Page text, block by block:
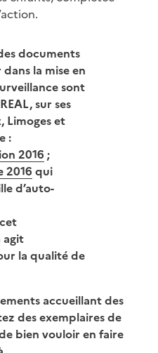
documents
la mise en
sont
sur ses
Limoges et
:
2016 ;
2016 qui
d’auto-
agit
la qualité de
accueillant des
des exemplaires de
bien vouloir en faire